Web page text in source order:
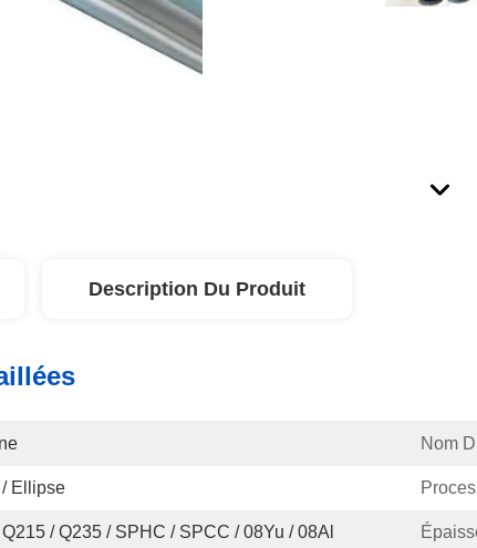
Description Du Produit
Nom
Ellipse
/ Q235 / SPHC / SPCC / 08Yu / 08Al